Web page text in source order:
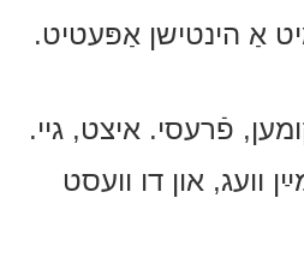
אַ הינטישן אַפּעטיט.
פֿרעסי. איצט, גיי.
וועג, און דו וועסט